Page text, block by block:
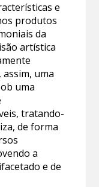
e
produtos
da
artística
uma
uma
tratando-
de forma
a
e de